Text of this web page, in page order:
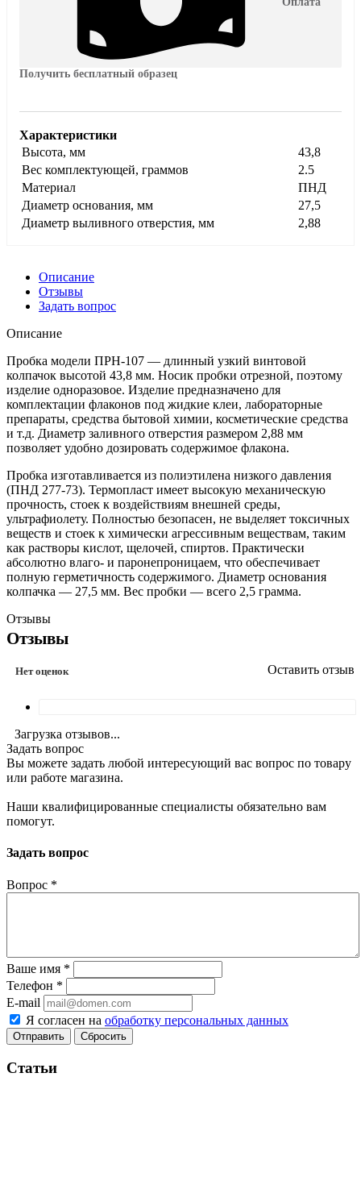
Получить бесплатный образец
Характеристики
Высота, мм
43,8
Вес комплектующей, граммов
2.5
Материал
ПНД
Диаметр основания, мм
27,5
Диаметр выливного отверстия, мм
2,88
Описание
Отзывы
Задать вопрос
Описание
Пробка модели ПРН-107 — длинный узкий винтовой
колпачок высотой 43,8 мм. Носик пробки отрезной, поэтому
изделие одноразовое. Изделие предназначено для
комплектации флаконов под жидкие клеи, лабораторные
препараты, средства бытовой химии, косметические средства
и т.д. Диаметр заливного отверстия размером 2,88 мм
позволяет удобно дозировать содержимое флакона.
Пробка изготавливается из полиэтилена низкого давления
(ПНД 277-73). Термопласт имеет высокую механическую
прочность, стоек к воздействиям внешней среды,
ультрафиолету. Полностью безопасен, не выделяет токсичных
веществ и стоек к химически агрессивным веществам, таким
как растворы кислот, щелочей, спиртов. Практически
абсолютно влаго- и паронепроницаем, что обеспечивает
полную герметичность содержимого. Диаметр основания
колпачка — 27,5 мм. Вес пробки — всего 2,5 грамма.
Отзывы
Отзывы
Нет оценок Оставить отзыв
Загрузка отзывов...
Задать вопрос
Вы можете задать любой интересующий вас вопрос по товару
или работе магазина.
Наши квалифицированные специалисты обязательно вам
помогут.
Задать вопрос
Вопрос *
Ваше имя *
Телефон *
E-mail
Я согласен на обработку персональных данных
Сбросить
Статьи